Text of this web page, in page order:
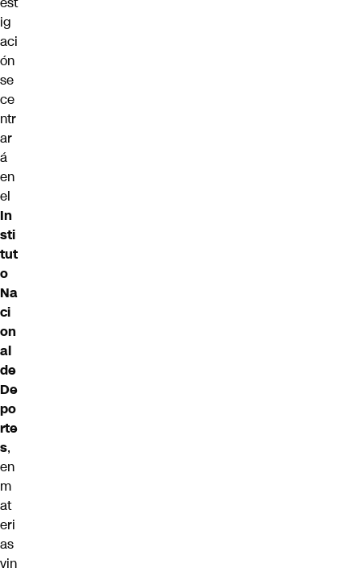
ig
aci
ón
se
ce
ntr
ar
á
en
el
In
sti
tut
o
Na
ci
on
al
de
De
po
rte
s,
en
m
at
eri
as
vin